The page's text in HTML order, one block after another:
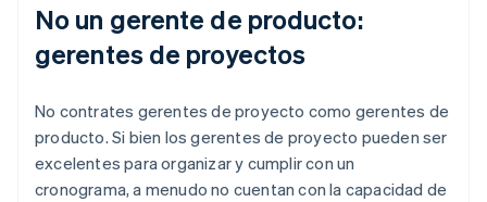
No un gerente de producto:
gerentes de proyectos
No contrates gerentes de proyecto como gerentes de
producto. Si bien los gerentes de proyecto pueden ser
excelentes para organizar y cumplir con un
cronograma, a menudo no cuentan con la capacidad de